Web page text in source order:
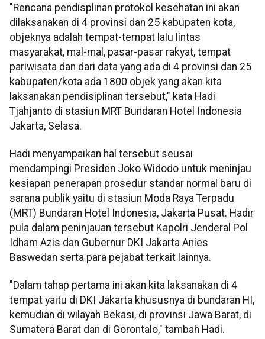
"Rencana pendisplinan protokol kesehatan ini akan
dilaksanakan di 4 provinsi dan 25 kabupaten kota,
objeknya adalah tempat-tempat lalu lintas
masyarakat, mal-mal, pasar-pasar rakyat, tempat
pariwisata dan dari data yang ada di 4 provinsi dan 25
kabupaten/kota ada 1800 objek yang akan kita
laksanakan pendisiplinan tersebut," kata Hadi
Tjahjanto di stasiun MRT Bundaran Hotel Indonesia
Jakarta, Selasa.
Hadi menyampaikan hal tersebut seusai
mendampingi Presiden Joko Widodo untuk meninjau
kesiapan penerapan prosedur standar normal baru di
sarana publik yaitu di stasiun Moda Raya Terpadu
(MRT) Bundaran Hotel Indonesia, Jakarta Pusat. Hadir
pula dalam peninjauan tersebut Kapolri Jenderal Pol
Idham Azis dan Gubernur DKI Jakarta Anies
Baswedan serta para pejabat terkait lainnya.
"Dalam tahap pertama ini akan kita laksanakan di 4
tempat yaitu di DKI Jakarta khususnya di bundaran HI,
kemudian di wilayah Bekasi, di provinsi Jawa Barat, di
Sumatera Barat dan di Gorontalo," tambah Hadi.